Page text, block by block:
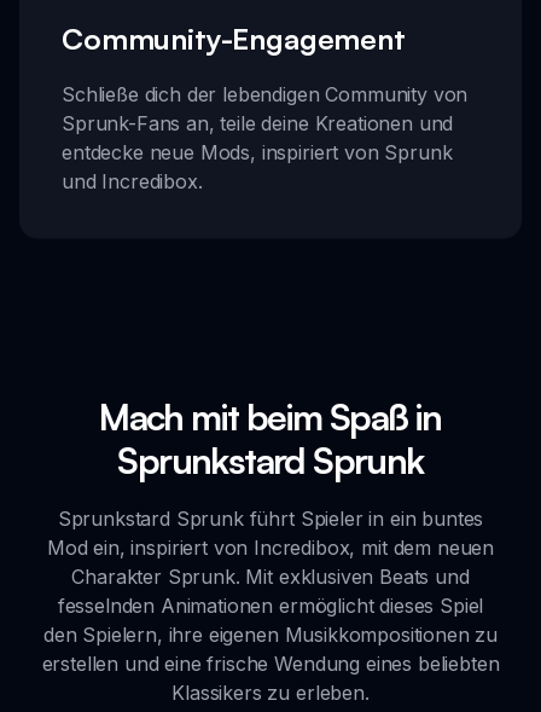
Community-Engagement
Schließe dich der lebendigen Community von
Sprunk-Fans an, teile deine Kreationen und
entdecke neue Mods, inspiriert von Sprunk
und Incredibox.
Mach mit beim Spaß in
Sprunkstard Sprunk
Sprunkstard Sprunk führt Spieler in ein buntes
Mod ein, inspiriert von Incredibox, mit dem neuen
Charakter Sprunk. Mit exklusiven Beats und
fesselnden Animationen ermöglicht dieses Spiel
den Spielern, ihre eigenen Musikkompositionen zu
erstellen und eine frische Wendung eines beliebten
Klassikers zu erleben.